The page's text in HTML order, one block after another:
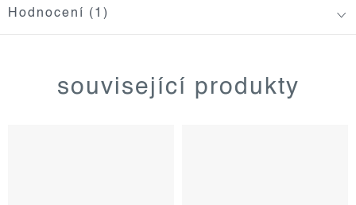
Hodnocení (1)
související produkty